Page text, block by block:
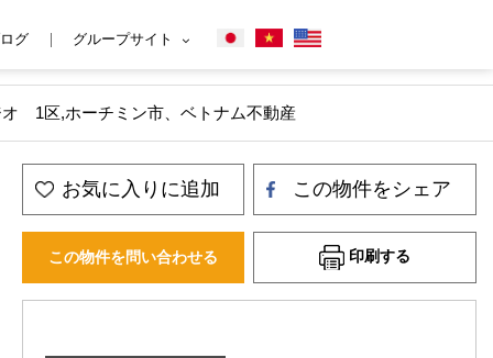
グ グループサイト
オ 1区,ホーチミン市、ベトナム不動産
お気に入りに追加 この物件をシェア
この物件を問い合わせる 印刷する